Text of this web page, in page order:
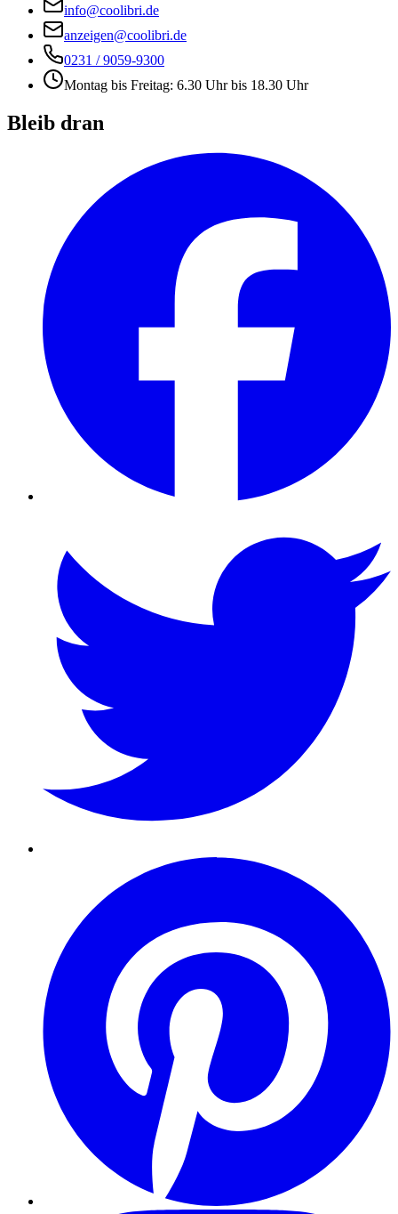
info@coolibri.de
anzeigen@coolibri.de
0231 / 9059-9300
Montag bis Freitag: 6.30 Uhr bis 18.30 Uhr
Bleib dran